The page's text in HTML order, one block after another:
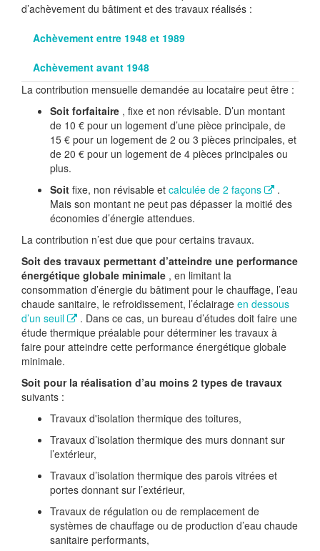
d’achèvement du bâtiment et des travaux réalisés :
Achèvement entre 1948 et 1989
Achèvement avant 1948
La contribution mensuelle demandée au locataire peut être :
Soit forfaitaire , fixe et non révisable. D’un montant
de 10 € pour un logement d’une pièce principale, de
15 € pour un logement de 2 ou 3 pièces principales, et
de 20 € pour un logement de 4 pièces principales ou
plus.
Soit fixe, non révisable et calculée de 2 façons
.
Mais son montant ne peut pas dépasser la moitié des
économies d’énergie attendues.
La contribution n’est due que pour certains travaux.
Soit des travaux permettant d’atteindre une performance
énergétique globale minimale , en limitant la
consommation d’énergie du bâtiment pour le chauffage, l’eau
chaude sanitaire, le refroidissement, l’éclairage en dessous
d’un seuil
. Dans ce cas, un bureau d’études doit faire une
étude thermique préalable pour déterminer les travaux à
faire pour atteindre cette performance énergétique globale
minimale.
Soit pour la réalisation d’au moins 2 types de travaux
suivants :
Travaux d'isolation thermique des toitures,
Travaux d’isolation thermique des murs donnant sur
l’extérieur,
Travaux d’isolation thermique des parois vitrées et
portes donnant sur l’extérieur,
Travaux de régulation ou de remplacement de
systèmes de chauffage ou de production d’eau chaude
sanitaire performants,